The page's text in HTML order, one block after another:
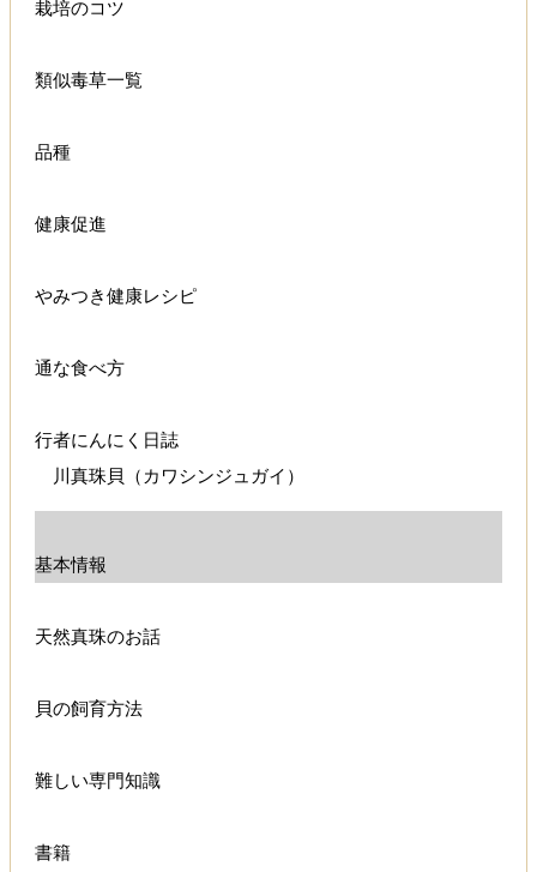
栽培のコツ
類似毒草一覧
品種
健康促進
やみつき健康レシピ
通な食べ方
行者にんにく日誌
川真珠貝（カワシンジュガイ）
基本情報
天然真珠のお話
貝の飼育方法
難しい専門知識
書籍